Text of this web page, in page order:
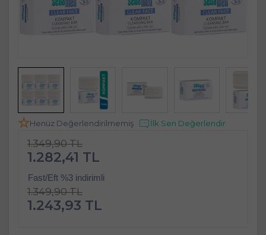
Henüz Değerlendirilmemiş İlk Sen Değerlendir
1.349,90 TL
1.282,41 TL
Fast/Eft %3 indirimli
1.349,90 TL
1.243,93 TL